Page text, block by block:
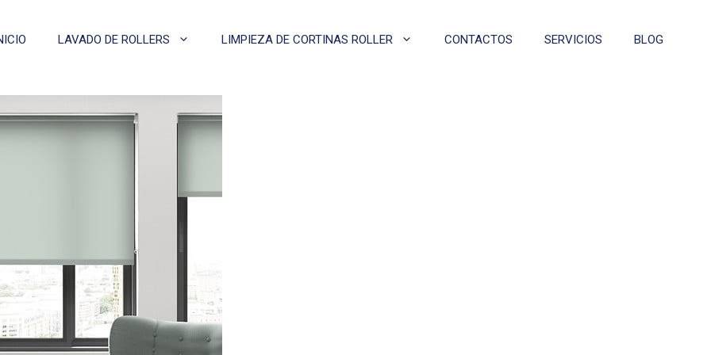
LAVADO DE ROLLERS LIMPIEZA DE CORTINAS ROLLER CONTACTOS SERVICIOS BLOG